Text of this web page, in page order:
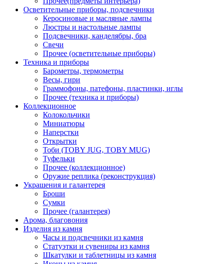
Осветительные приборы, подсвечники
Керосиновые и масляные лампы
Люстры и настольные лампы
Подсвечники, канделябры, бра
Свечи
Прочее (осветительные приборы)
Техника и приборы
Барометры, термометры
Весы, гири
Граммофоны, патефоны, пластинки, иглы
Прочее (техника и приборы)
Коллекционное
Колокольчики
Миниатюры
Наперстки
Открытки
Тоби (TOBY JUG, TOBY MUG)
Туфельки
Прочее (коллекционное)
Оружие реплика (реконструкция)
Украшения и галантерея
Броши
Сумки
Прочее (галантерея)
Арома, благовония
Изделия из камня
Часы и подсвечники из камня
Статуэтки и сувениры из камня
Шкатулки и таблетницы из камня